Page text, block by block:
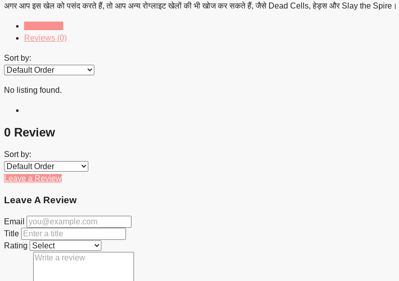
अगर आप इस खेल को पसंद करते हैं, तो आप अन्य रोग्लाइट खेलों की भी खोज कर सकते हैं, जैसे Dead Cells, हेड्स और Slay the Spire।
Reviews (0)
Sort by:
No listing found.
0 Review
Sort by:
Leave a Review
Leave A Review
Email
Title
Rating